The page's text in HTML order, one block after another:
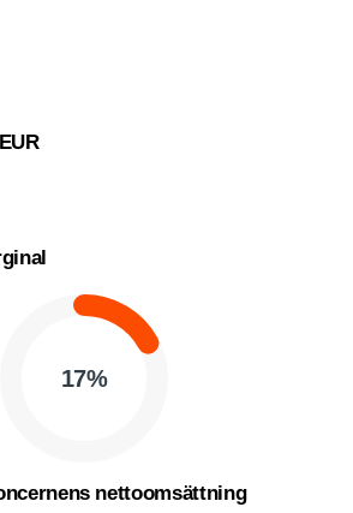
17%
nettoomsättning